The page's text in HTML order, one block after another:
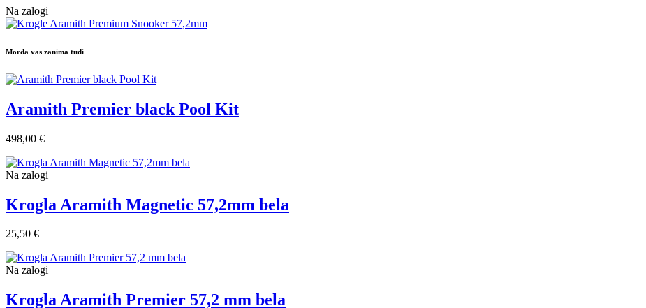
Na zalogi
Morda vas zanima tudi
Aramith Premier black Pool Kit
498,00 €
Na zalogi
Krogla Aramith Magnetic 57,2mm bela
25,50 €
Na zalogi
Krogla Aramith Premier 57,2 mm bela